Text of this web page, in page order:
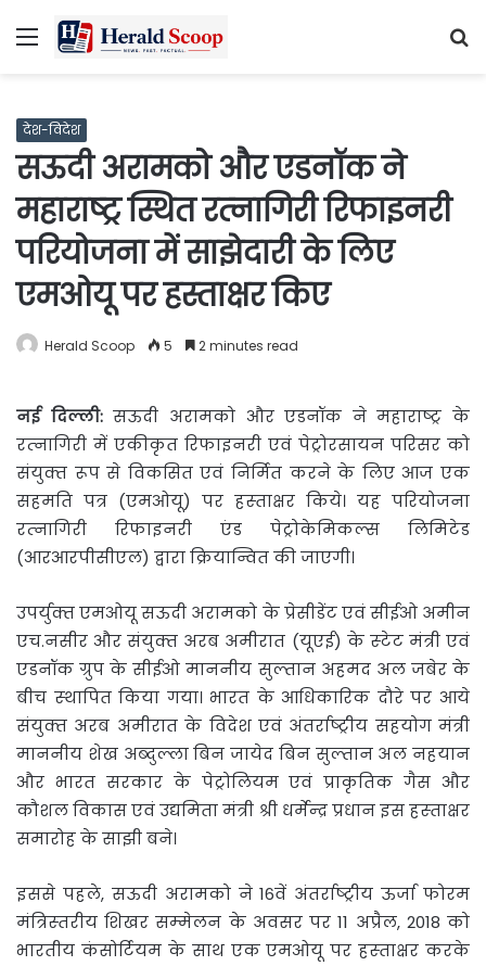
Menu
देश-विदेश
सऊदी अरामको और एडनॉक ने
महाराष्‍ट्र स्थित रत्‍नागिरी रिफाइनरी
परियोजना में साझेदारी के लिए
एमओयू पर हस्‍ताक्षर किए
Herald Scoop 5 2 minutes read
नई दिल्ली:सऊदी अरामको और एडनॉक ने महाराष्‍ट्र के
रत्‍नागिरी में एकीकृत रिफाइनरी एवं पेट्रोरसायन परिसर को
संयुक्‍त रूप से विकसित एवं निर्मित करने के लिए आज एक
सहमति पत्र (एमओयू) पर हस्‍ताक्षर किये। यह परियोजना
रत्‍नागिरी रिफाइनरी एंड पेट्रोकेमिकल्‍स लिमिटेड
(आरआरपीसीएल) द्वारा क्रियान्वित की जाएगी।
उपर्युक्‍त एमओयू सऊदी अरामको के प्रेसीडेंट एवं सीईओ अमीन
एच.नसीर और संयुक्‍त अरब अमीरात (यूएई) के स्‍टेट मंत्री एवं
एडनॉक ग्रुप के सीईओ माननीय सुल्‍तान अहमद अल जबेर के
बीच स्‍थापित किया गया। भारत के आधिकारिक दौरे पर आये
संयुक्‍त अरब अमीरात के विदेश एवं अंतर्राष्‍ट्रीय सहयोग मंत्री
माननीय शेख अब्‍दुल्‍ला बिन जायेद बिन सुल्‍तान अल नहयान
और भारत सरकार के पेट्रोलियम एवं प्राकृतिक गैस और
कौशल विकास एवं उद्यमिता मंत्री श्री धर्मेन्‍द्र प्रधान इस हस्‍ताक्षर
समारोह के साझी बने।
इससे पहले, सऊदी अरामको ने 16वें अंतर्राष्‍ट्रीय ऊर्जा फोरम
मंत्रिस्‍तरीय शिखर सम्‍मेलन के अवसर पर 11 अप्रैल, 2018 को
भारतीय कंसोर्टियम के साथ एक एमओयू पर हस्‍ताक्षर करके